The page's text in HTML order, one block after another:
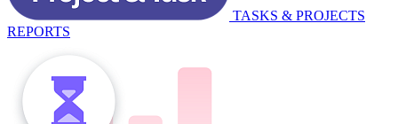
TASKS & PROJECTS
REPORTS